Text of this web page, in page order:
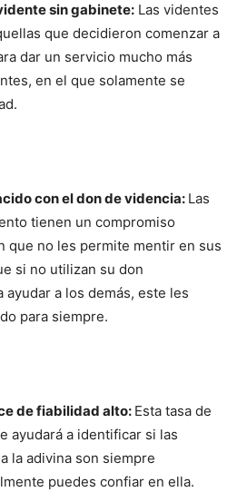
sin gabinete: Las videntes
que decidieron comenzar a
dar un servicio mucho más
en el que solamente se
con el don de videncia: Las
tienen un compromiso
que no les permite mentir en sus
si no utilizan su don
a los demás, este les
para siempre.
de fiabilidad alto: Esta tasa de
ayudará a identificar si las
la adivina son siempre
puedes confiar en ella.